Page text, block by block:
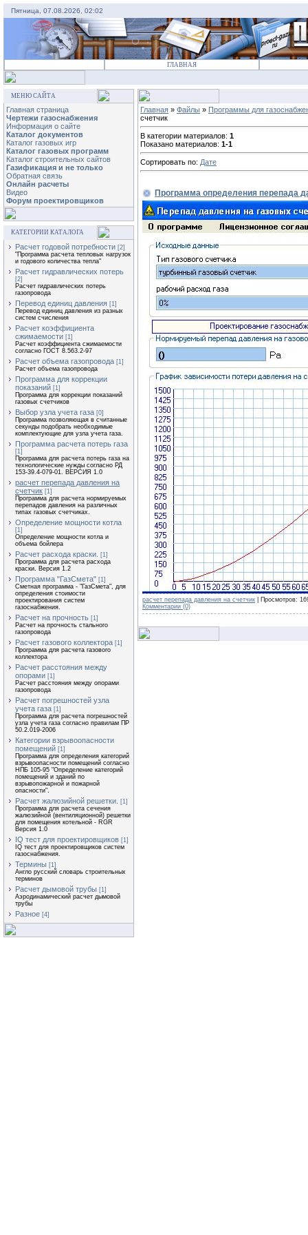
Пятница, 07.08.2026, 02:02
ГЛАВНАЯ
МЕНЮ САЙТА
Главная страница
Чертежи газоснабжения
Информация о сайте
Каталог документов
Каталог газовых игр
Каталог газовых программ
Каталог строительных сайтов
Газификация и не только
Обратная связь
Онлайн расчеты
Видео
Форум проектировщиков
КАТЕГОРИИ КАТАЛОГА
Расчет годовой потребности [2]
"Программа расчета тепловых нагрузок
и годового количества тепла"
Расчет гидравлических потерь
[2]
Расчет гидравлических потерь
газопровода
Перевод единиц давления [1]
Перевод единиц давления из разных
систем счисления
Расчет коэффициента
сжимаемости [1]
Расчет коэффициента сжимаемости
согласно ГОСТ 8.563.2-97
Расчет объема газопровода [1]
Расчет объема газопровода
Программа для коррекции
показаний [1]
Программа для коррекции показаний
газовых счетчиков
Выбор узла учета газа [0]
Программа позволяющая в считанные
секунды подобрать необходимые
комплектующие для узла учета газа.
Программа расчета потерь газа
[1]
Программа для расчета потерь газа на
технологические нужды согласно РД
153-39.4-079-01. ВЕРСИЯ 1.0
расчет перепада давления на
счетчик [1]
Программа для расчета нормируемых
перепадов давления на различных
типах газовых счетчиках.
Определение мощности котла
[1]
Определение мощности котла и
объема бойлера
Расчет расхода краски.
[1]
Программа для расчета расхода
краски. Версия 1.2
Программа "ГазСмета" [1]
Сметная программа - "ГазСмета", для
определения стоимости
проектирования систем
газоснабжения.
Расчет на прочность [1]
Расчет на прочность стального
газопровода
Расчет газового коллектора [1]
Программа для расчета газового
коллектора
Расчет расстояния между
опорами [1]
Расчет расстояния между опорами
газопровода
Расчет погрешностей узла
учета газа [1]
Программа для расчета погрешностей
узла учета газа согласно правилам ПР
50.2.019-2006
Категории взрывоопасности
помещений [1]
Программа для определения категорий
взрывоопасности помещений согласно
НПБ 105-95 "Определение категорий
помещений и зданий по
взрывопожарной и пожарной
опасности".
Расчет жалюзийной решетки.
[1]
Программа для расчета сечения
жалюзийной (вентиляционной) решетки
для помещения котельной - RGR
Версия 1.0
IQ тест для проектировщиков [1]
IQ тест для проектировщиков систем
газоснабжения.
Термины [1]
Англо русский словарь строительных
терминов
Расчет дымовой трубы [1]
Аэродинамический расчет дымовой
трубы
Разное [4]
Главная » Файлы » Программы для
счетчик
В категории материалов: 1
Показано материалов: 1-1
Сортировать по: Дате
Программа определения перепада
расчет перепада давления на счетчик | Просмотров:
Комментарии (0)